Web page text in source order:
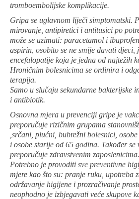
tromboembolijske komplikacije.
Gripa se uglavnom liječi simptomatski.
mirovanje, antipiretici i antitusici po
može se uzimati: paracetamol i
aspirin, osobito se ne smije davati djeci,
encefalopatije koja je jedna od najtežih
Hroničnim bolesnicima se ordinira i
terapija.
Samo u slučaju sekundarne bakterijske
i antibiotik.
Osnovna mjera u prevenciji gripe je
preporučuje rizičnim grupama
,srčani, plućni, bubrežni bolesnici,
i osobe starije od 65 godina. Također se
preporučuje zdravstvenim zaposlenicima.
Potrebno je provoditi sve preventivne
mjere kao što su: pranje ruku, upotreba
održavanje higijene i prozračivanje
neophodno je izbjegavati veće skupove